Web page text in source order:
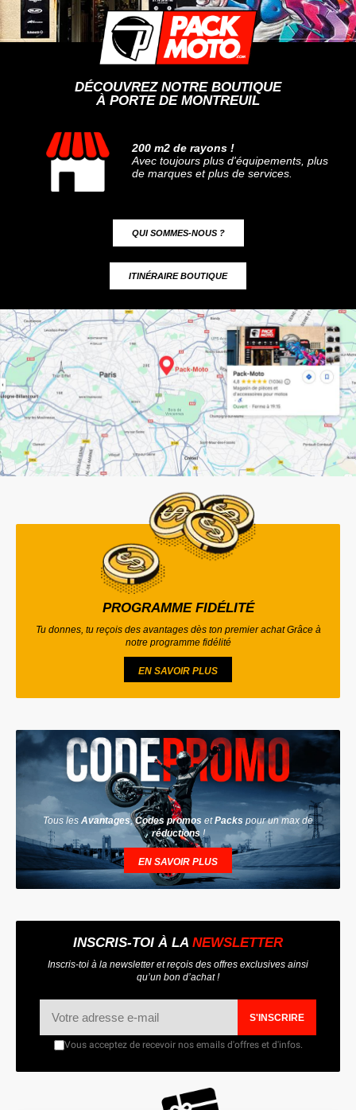
DÉCOUVREZ NOTRE BOUTIQUE
À PORTE DE MONTREUIL
200 m2 de rayons !
Avec toujours plus d'équipements, plus
de marques et plus de services.
QUI SOMMES-NOUS ?
ITINÉRAIRE BOUTIQUE
PROGRAMME FIDÉLITÉ
Tu donnes, tu reçois des avantages dès ton premier achat Grâce à
notre programme fidélité
EN SAVOIR PLUS
Tous les Avantages,Codes promos etPacks pour un max de
réductions !
EN SAVOIR PLUS
INSCRIS-TOI À LA NEWSLETTER
Inscris-toi à la newsletter et reçois des offres exclusives ainsi
qu’un bon d’achat !
S'INSCRIRE
Vous acceptez de recevoir nos emails d'offres et d'infos.